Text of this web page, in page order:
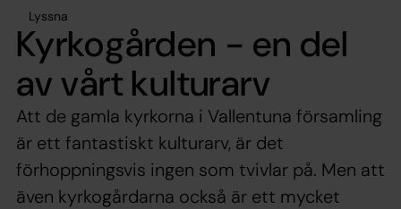
Lyssna
Kyrkogården - en del
av vårt kulturarv
Att de gamla kyrkorna i Vallentuna församling
är ett fantastiskt kulturarv, är det
förhoppningsvis ingen som tvivlar på. Men att
även kyrkogårdarna också är ett mycket